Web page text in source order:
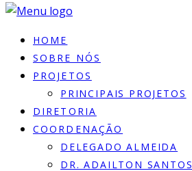
HOME
SOBRE NÓS
PROJETOS
PRINCIPAIS PROJETOS
DIRETORIA
COORDENAÇÃO
DELEGADO ALMEIDA
DR. ADAILTON SANTOS